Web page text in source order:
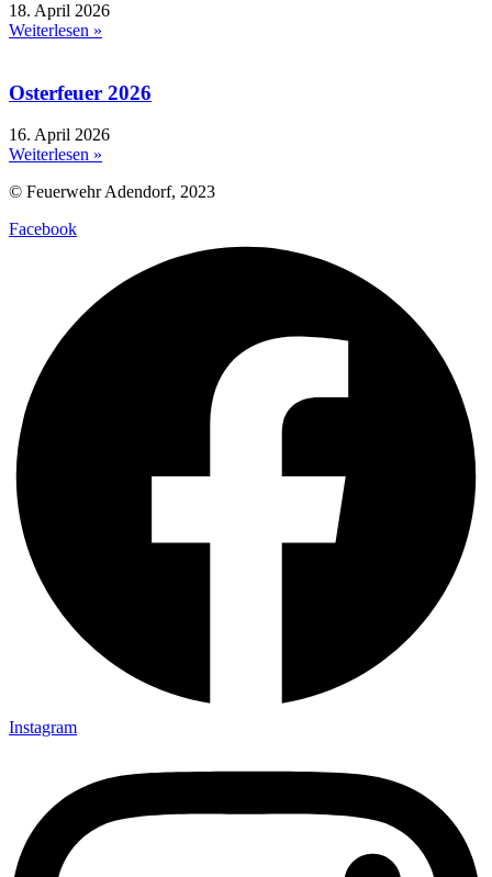
18. April 2026
Weiterlesen »
Osterfeuer 2026
16. April 2026
Weiterlesen »
© Feuerwehr Adendorf, 2023
Facebook
Instagram